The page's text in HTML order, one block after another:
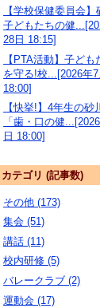
【学校保健委員会
子どもたちの健
28日 18:15]
【PTA活動】子ど
を守る!校...[2026年7
18:00]
【快挙!】4年生の砂
「歯・口の健
日 18:00]
カテゴリ (記事数)
その他 (173)
集会 (51)
講話 (11)
校内研修 (5)
バレークラブ (2)
運動会 (17)